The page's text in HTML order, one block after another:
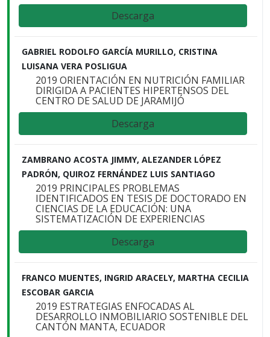
Descarga
GABRIEL RODOLFO GARCÍA MURILLO, CRISTINA
LUISANA VERA POSLIGUA
2019 ORIENTACIÓN EN NUTRICIÓN FAMILIAR
DIRIGIDA A PACIENTES HIPERTENSOS DEL
CENTRO DE SALUD DE JARAMIJÓ
Descarga
ZAMBRANO ACOSTA JIMMY, ALEZANDER LÓPEZ
PADRÓN, QUIROZ FERNÁNDEZ LUIS SANTIAGO
2019 PRINCIPALES PROBLEMAS
IDENTIFICADOS EN TESIS DE DOCTORADO EN
CIENCIAS DE LA EDUCACIÓN: UNA
SISTEMATIZACIÓN DE EXPERIENCIAS
Descarga
FRANCO MUENTES, INGRID ARACELY, MARTHA CECILIA
ESCOBAR GARCIA
2019 ESTRATEGIAS ENFOCADAS AL
DESARROLLO INMOBILIARIO SOSTENIBLE DEL
CANTÓN MANTA, ECUADOR